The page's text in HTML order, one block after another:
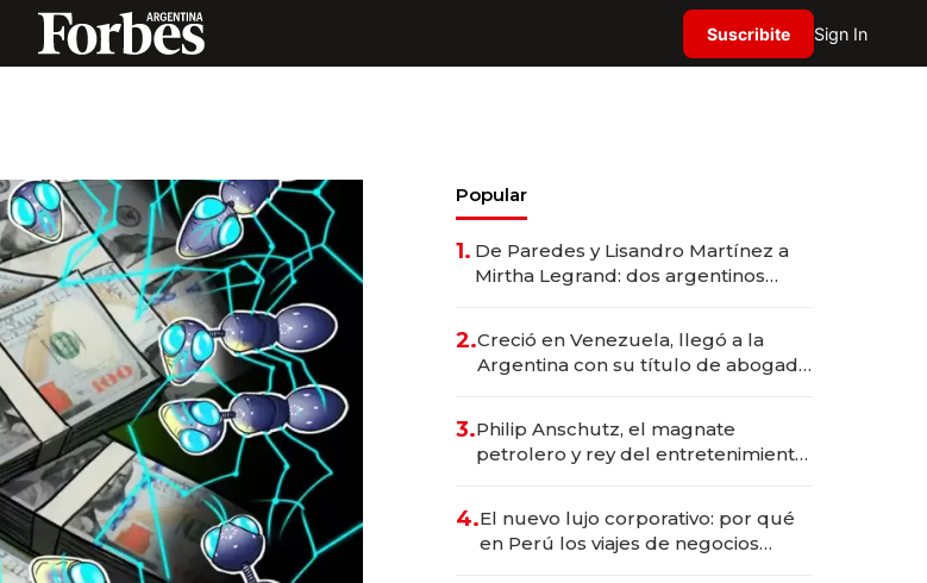
Suscribite Sign In
Popular
1. De Paredes y Lisandro Martínez a
Mirtha Legrand: dos argentinos
2.Creció en Venezuela, llegó a la
Argentina con su título de abogado
marcas "fast premium"
3.Philip Anschutz, el magnate
petrolero y rey del entretenimiento
4.El nuevo lujo corporativo: por qué
en Perú los viajes de negocios